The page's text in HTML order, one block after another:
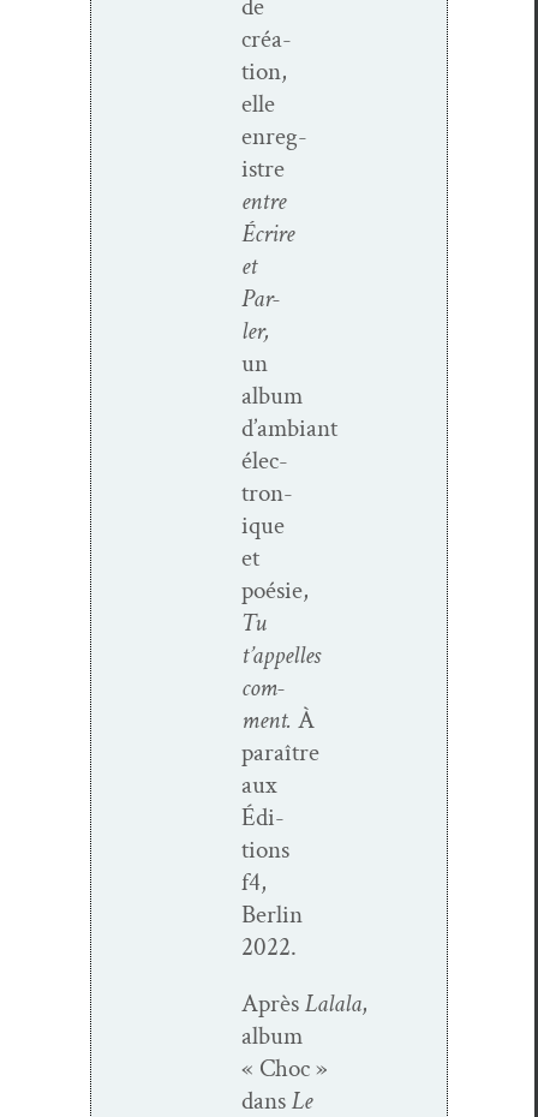
créa­
tion,
elle
enreg­
istre
entre
Écrire
et
Par­
ler,
un
album
d’ambiant
élec­
tron­
ique
et
poésie,
Tu
t’appelles
com­
ment. À
paraître
aux
Édi­
tions
f4,
Berlin
2022.
AprèsLalala,
album
« Choc »
dansLe